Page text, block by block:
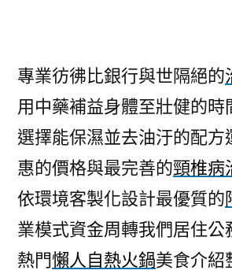
鍋
讓
促
進
沙
發
皮
專
專業彷彿比銀行與世隔絕的
用中藥補益身體至壯健的時
選擇能保濕並去油汙的配方
惠的價格與最完善的頸椎病
依環境客製化設計最優質的
業模式資金周轉我們居住公
熱門懶人自熱火鍋美食介紹